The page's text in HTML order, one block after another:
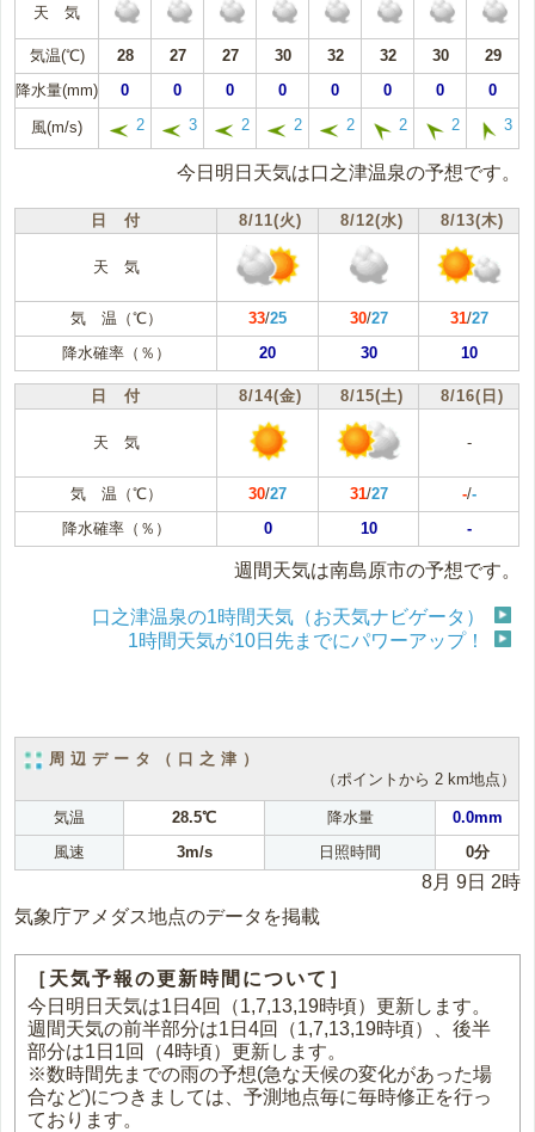
天 気
気温(℃) 28 27 27 30 32 32 30
29
降水量(mm)
0 0 0 0 0 0 0 0
風(m/s) 2 3 2 2 2 2 2 3
今日明日天気は口之津温泉の予想です。
日 付 8/11(火) 8/12(水) 8/13(木)
天 気
気 温（℃） 33/25 30/27 31/27
降水確率（％）
20 30 10
日 付 8/14(金) 8/15(土) 8/16(日)
天 気 -
気 温（℃） 30/27 31/27 -/-
降水確率（％）
0 10 -
週間天気は南島原市の予想です。
口之津温泉の1時間天気（お天気ナビゲータ）
1時間天気が10日先までにパワーアップ！
周辺データ（口之津）
（ポイントから 2 km地点）
気温 28.5℃ 降水量
0.0mm
風速
3m/s 日照時間 0分
8月 9日 2時
気象庁アメダス地点のデータを掲載
［天気予報の更新時間について］
今日明日天気は1日4回（1,7,13,19時頃）更新します。
週間天気の前半部分は1日4回（1,7,13,19時頃）、後半
部分は1日1回（4時頃）更新します。
※数時間先までの雨の予想(急な天候の変化があった場
合など)につきましては、予測地点毎に毎時修正を行っ
ております。